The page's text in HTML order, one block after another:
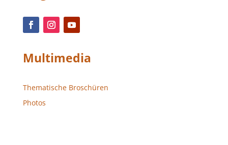
Multimedia
Thematische Broschüren
Photos